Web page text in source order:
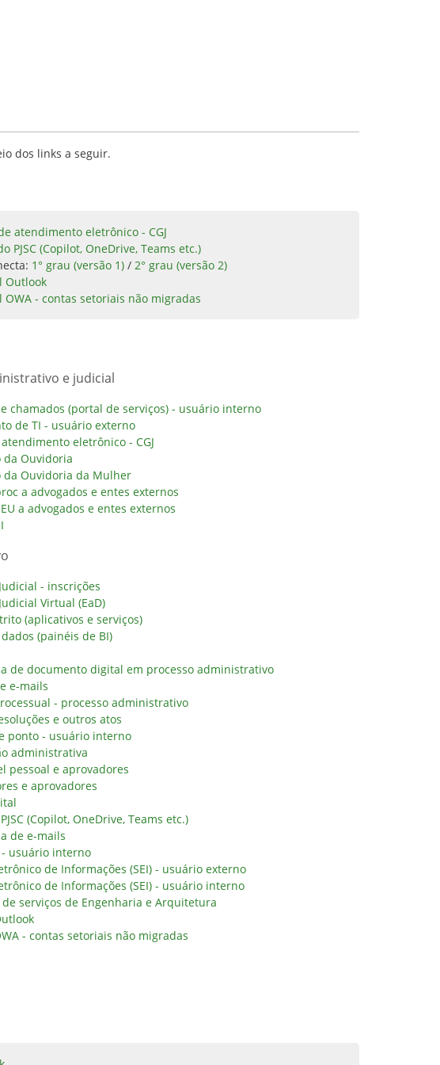
dos links a seguir.
atendimento eletrônico - CGJ
PJSC (Copilot, OneDrive, Teams etc.)
1° grau (versão 1) / 2° grau (versão 2)
Outlook
OWA - contas setoriais não migradas
e judicial
chamados (portal de serviços) - usuário interno
de TI - usuário externo
eletrônico - CGJ
da Ouvidoria
da Ouvidoria da Mulher
a advogados e entes externos
a advogados e entes externos
- inscrições
Virtual (EaD)
(aplicativos e serviços)
(painéis de BI)
de documento digital em processo administrativo
e-mails
- processo administrativo
e outros atos
ponto - usuário interno
administrativa
pessoal e aprovadores
e aprovadores
(Copilot, OneDrive, Teams etc.)
de e-mails
- usuário interno
de Informações (SEI) - usuário externo
de Informações (SEI) - usuário interno
de serviços de Engenharia e Arquitetura
- contas setoriais não migradas